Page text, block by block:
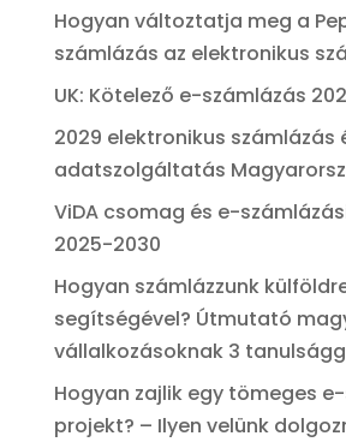
Hogyan változtatja meg a
számlázás az elektronikus
UK: Kötelező e-számlázás
2029 elektronikus számlázás
adatszolgáltatás
ViDA csomag és e-
2025-2030
Hogyan számlázzunk
segítségével? Útmutató
vállalkozásoknak 3
Hogyan zajlik egy tömeges
projekt? – Ilyen velünk